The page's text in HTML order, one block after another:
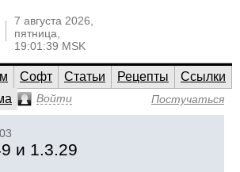
7 августа 2026,
пятница,
19:01:39 MSK
Софт Статьи Рецепты
Ссылки
Войти Постучаться
и 1.3.29